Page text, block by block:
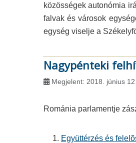
közösségek autonómia
falvak és városok
egység viselje a
Nagypénteki
Megjelent: 2018. június 12
Románia parlamentje
Együttérzés és